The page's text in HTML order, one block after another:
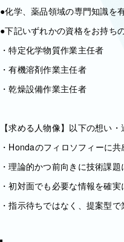
●化学、薬品領域の専門知識を
●下記いずれかの資格をお持ち
・特定化学物質作業主任者
・有機溶剤作業主任者
・乾燥設備作業主任者
【求める人物像】以下の想い
・Hondaのフィロソフィーに
・理論的かつ前向きに技術課
・初対面でも必要な情報を確
・指示待ちではなく、提案型